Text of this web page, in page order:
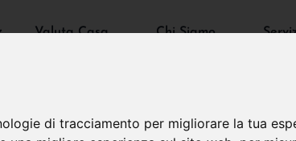
di tracciamento per migliorare la tua
Valuta Casa Chi Siamo